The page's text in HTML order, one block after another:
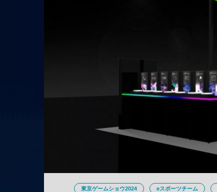
東京ゲームショウ2024 eスポーツチーム